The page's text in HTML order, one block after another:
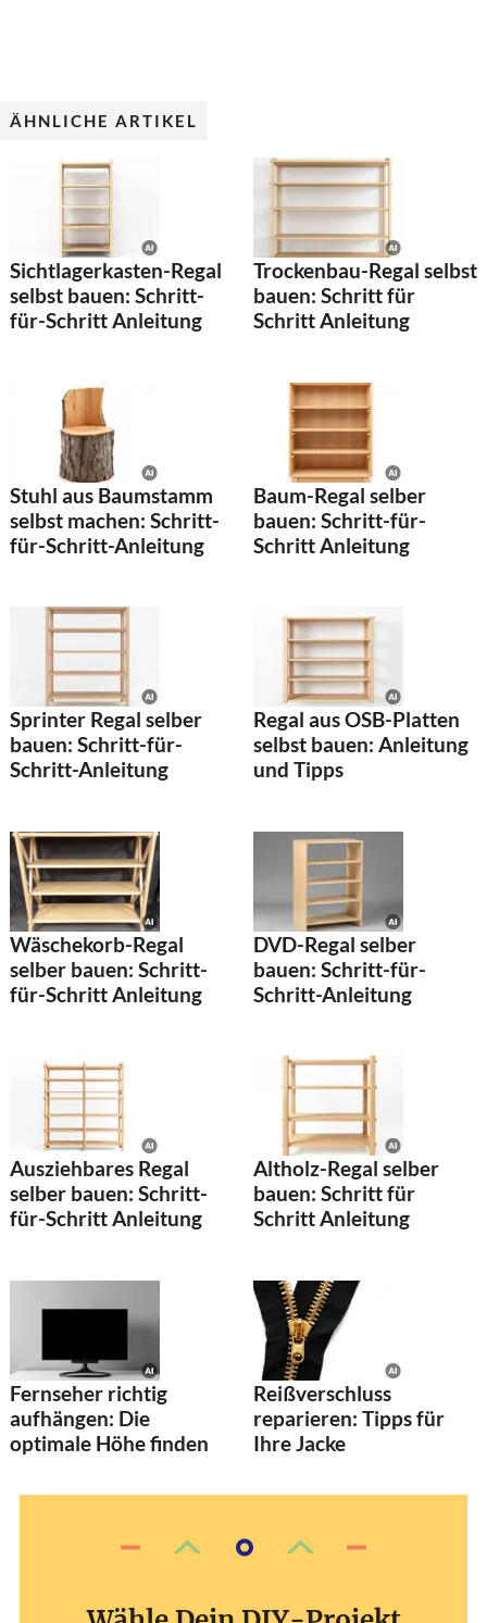
ÄHNLICHE ARTIKEL
Sichtlagerkasten-Regal
selbst bauen: Schritt-
für-Schritt Anleitung
Trockenbau-Regal selbst
bauen: Schritt für
Schritt Anleitung
Stuhl aus Baumstamm
selbst machen: Schritt-
für-Schritt-Anleitung
Baum-Regal selber
bauen: Schritt-für-
Schritt Anleitung
Sprinter Regal selber
bauen: Schritt-für-
Schritt-Anleitung
Regal aus OSB-Platten
selbst bauen: Anleitung
und Tipps
Wäschekorb-Regal
selber bauen: Schritt-
für-Schritt Anleitung
DVD-Regal selber
bauen: Schritt-für-
Schritt-Anleitung
Ausziehbares Regal
selber bauen: Schritt-
für-Schritt Anleitung
Altholz-Regal selber
bauen: Schritt für
Schritt Anleitung
Fernseher richtig
aufhängen: Die
optimale Höhe finden
Reißverschluss
reparieren: Tipps für
Ihre Jacke